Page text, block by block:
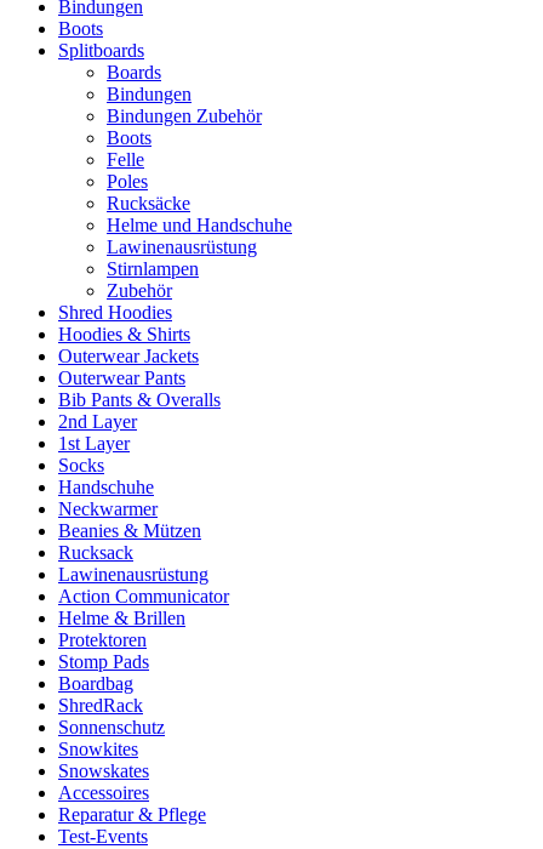
Bindungen
Boots
Splitboards
Boards
Bindungen
Bindungen Zubehör
Boots
Felle
Poles
Rucksäcke
Helme und Handschuhe
Lawinenausrüstung
Stirnlampen
Zubehör
Shred Hoodies
Hoodies & Shirts
Outerwear Jackets
Outerwear Pants
Bib Pants & Overalls
2nd Layer
1st Layer
Socks
Handschuhe
Neckwarmer
Beanies & Mützen
Rucksack
Lawinenausrüstung
Action Communicator
Helme & Brillen
Protektoren
Stomp Pads
Boardbag
ShredRack
Sonnenschutz
Snowkites
Snowskates
Accessoires
Reparatur & Pflege
Test-Events